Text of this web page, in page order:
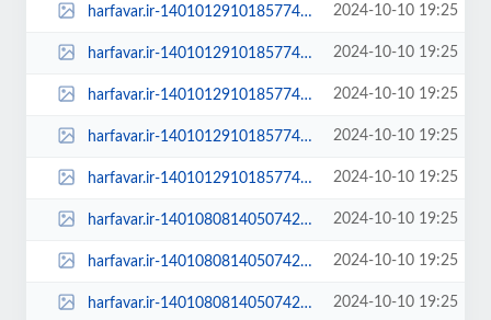
harfavar.ir-140101291018577425154404-300x209.jpg 2024-10-10 19:25
harfavar.ir-140101291018577425154404-450x300.jpg 2024-10-10 19:25
harfavar.ir-140101291018577425154404-600x400.jpg 2024-10-10 19:25
harfavar.ir-140101291018577425154404-768x535.jpg 2024-10-10 19:25
harfavar.ir-140101291018577425154404.jpg 2024-10-10 19:25
harfavar.ir-1401080814050742026338374-100x70.jpg 2024-10-10 19:25
harfavar.ir-1401080814050742026338374-250x150.jpg 2024-10-10 19:25
harfavar.ir-1401080814050742026338374-300x209.jpg 2024-10-10 19:25